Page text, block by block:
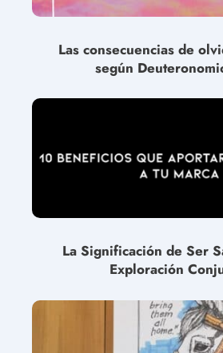
Las consecuencias de
según
La Significación de Ser
Exploración